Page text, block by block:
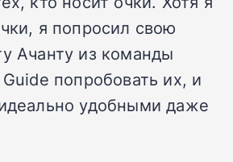
я попросил свою
Ачанту из команды
Guide попробовать их, и
удобными даже